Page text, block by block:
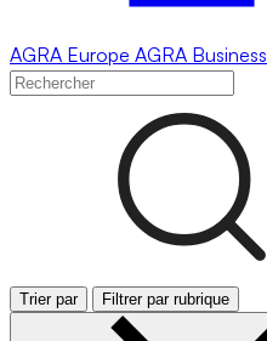
AGRA Europe AGRA Business
Trier par Filtrer par rubrique